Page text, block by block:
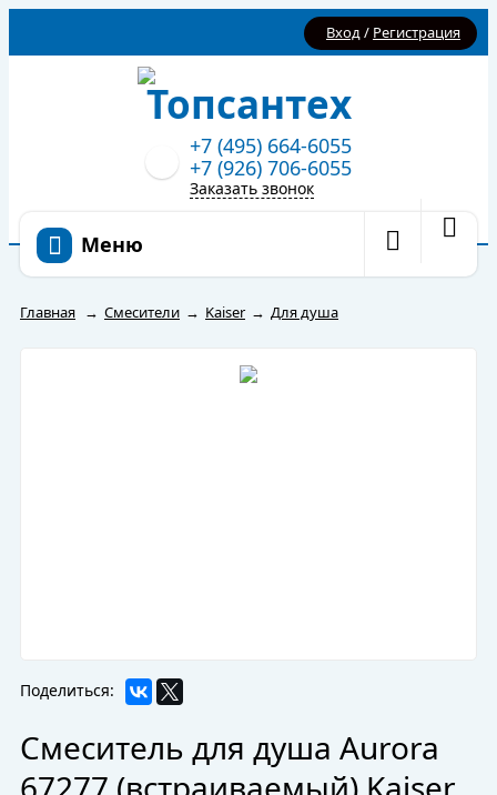
Вход/ Регистрация
+7 (495) 664-6055
+7 (926) 706-6055
Заказать звонок
Меню
Главная → Смесители → Kaiser → Для душа
Поделиться:
Смеситель для душа Aurora